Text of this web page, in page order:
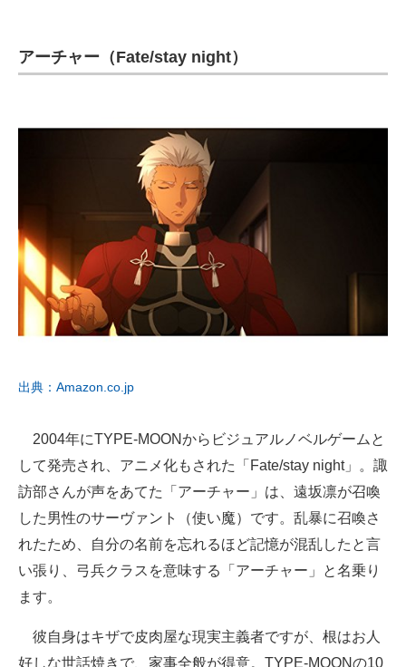
アーチャー（Fate/stay night）
出典：Amazon.co.jp
2004年にTYPE-MOONからビジュアルノベルゲームと
して発売され、アニメ化もされた「Fate/stay night」。諏
訪部さんが声をあてた「アーチャー」は、遠坂凛が召喚
した男性のサーヴァント（使い魔）です。乱暴に召喚さ
れたため、自分の名前を忘れるほど記憶が混乱したと言
い張り、弓兵クラスを意味する「アーチャー」と名乗り
ます。
彼自身はキザで皮肉屋な現実主義者ですが、根はお人
好しな世話焼きで、家事全般が得意。TYPE-MOONの10